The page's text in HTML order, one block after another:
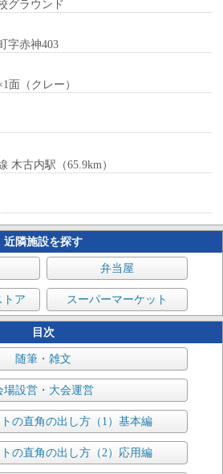
グラウンド
字赤神403
面（クレー）
木古内駅（65.9km）
近隣施設を探す
弁当屋
トア スーパーマーケット
目次
随筆・雑文
場設営・大会運営
の直角の出し方（1）基本編
の直角の出し方（2）応用編